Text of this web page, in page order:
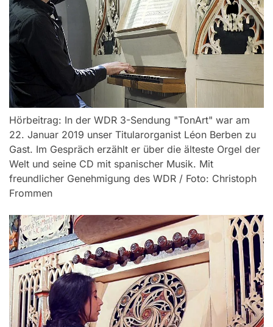
Hörbeitrag: In der WDR 3-Sendung "TonArt" war am
22. Januar 2019 unser Titularorganist Léon Berben zu
Gast. Im Gespräch erzählt er über die älteste Orgel der
Welt und seine CD mit spanischer Musik. Mit
freundlicher Genehmigung des WDR / Foto: Christoph
Frommen